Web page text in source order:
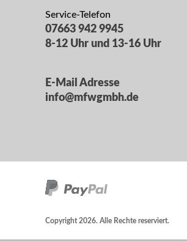
Service-Telefon
07663 942 9945
8-12 Uhr und 13-16 Uhr
E-Mail Adresse
info@mfwgmbh.de
Copyright 2026. Alle Rechte reserviert.